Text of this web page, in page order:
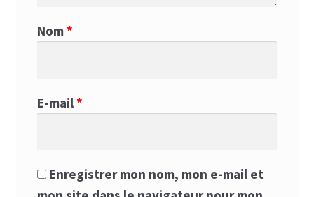
Nom *
E-mail *
Enregistrer mon nom, mon e-mail et